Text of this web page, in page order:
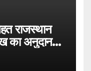
राजस्थान
का अनुदान